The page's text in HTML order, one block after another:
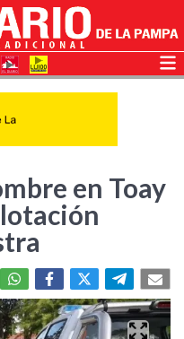
en Toay